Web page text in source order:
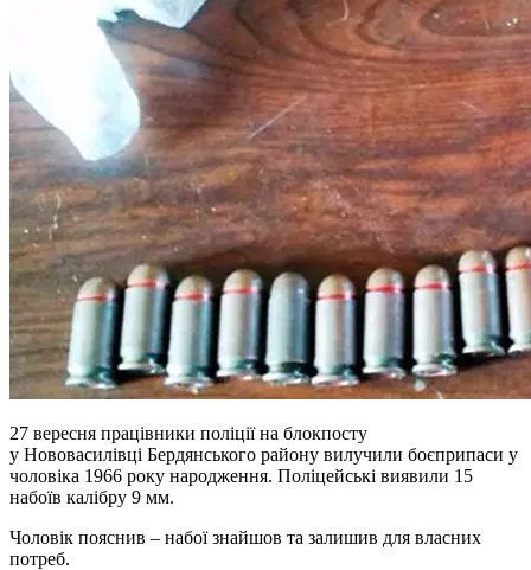
27 вересня працівники поліції на блокпосту
у Нововасилівці Бердянського району вилучили боєприпаси у
чоловіка 1966 року народження. Поліцейські виявили 15
набоїв калібру 9 мм.
Чоловік пояснив – набої знайшов та залишив для власних
потреб.